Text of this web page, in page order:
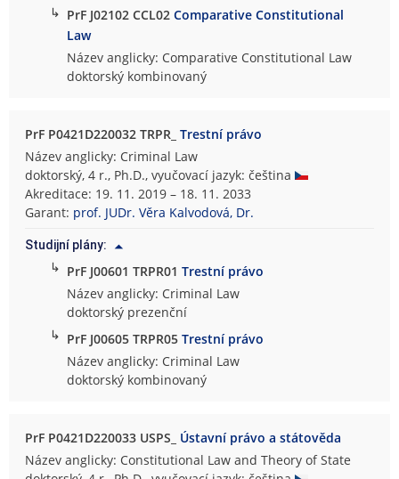
↳ PrF J02102 CCL02Comparative Constitutional
Law
Název anglicky: Comparative Constitutional Law
doktorský kombinovaný
PrF P0421D220032 TRPR_Trestní právo
Název anglicky: Criminal Law
doktorský, 4 r., Ph.D., vyučovací jazyk: čeština
Akreditace: 19. 11. 2019 – 18. 11. 2033
Garant: prof. JUDr. Věra Kalvodová, Dr.
Studijní plány:
↳ PrF J00601 TRPR01Trestní právo
Název anglicky: Criminal Law
doktorský prezenční
↳ PrF J00605 TRPR05Trestní právo
Název anglicky: Criminal Law
doktorský kombinovaný
PrF P0421D220033 USPS_ Ústavní právo a státověda
Název anglicky: Constitutional Law and Theory of State